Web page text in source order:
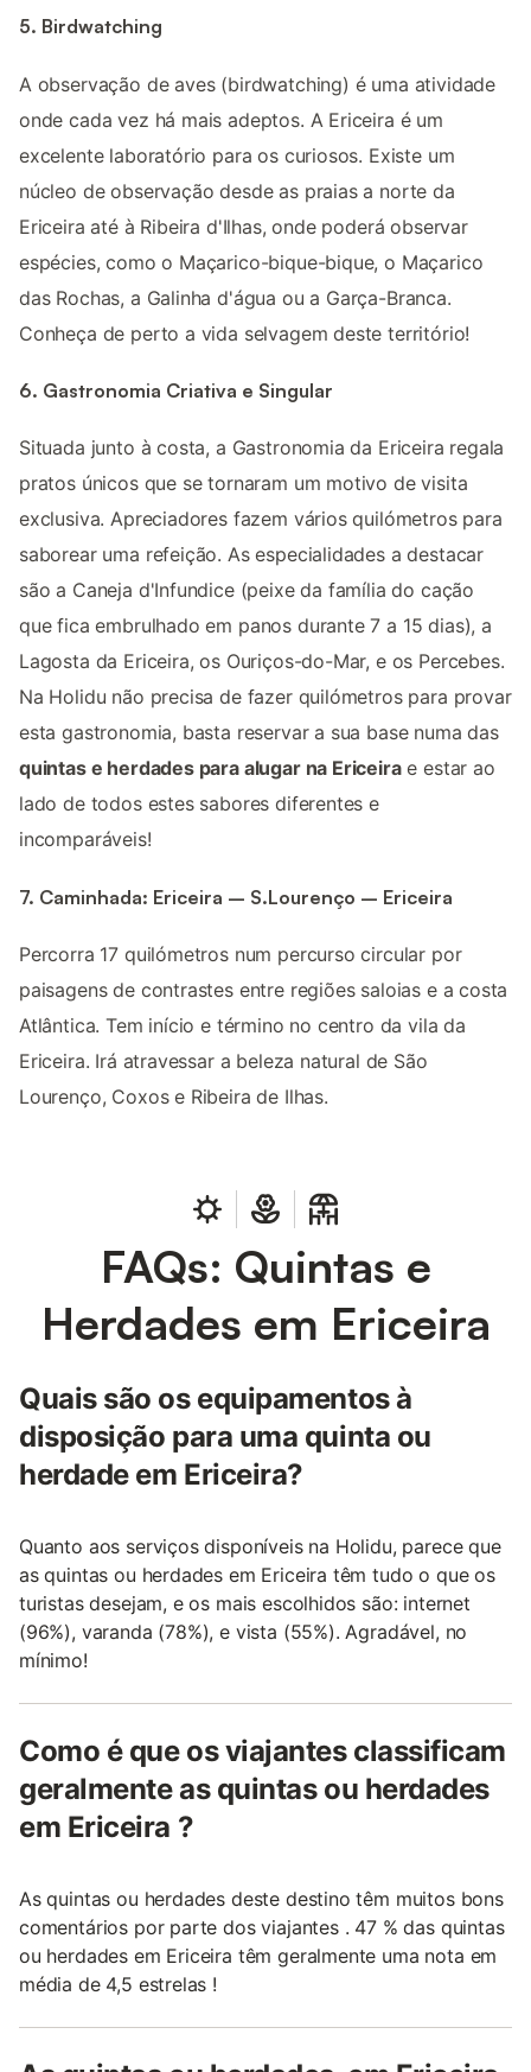
5. Birdwatching
A observação de aves (birdwatching) é uma atividade
onde cada vez há mais adeptos. A Ericeira é um
excelente laboratório para os curiosos. Existe um
núcleo de observação desde as praias a norte da
Ericeira até à Ribeira d'Ilhas, onde poderá observar
espécies, como o Maçarico-bique-bique, o Maçarico
das Rochas, a Galinha d'água ou a Garça-Branca.
Conheça de perto a vida selvagem deste território!
6. Gastronomia Criativa e Singular
Situada junto à costa, a Gastronomia da Ericeira regala
pratos únicos que se tornaram um motivo de visita
exclusiva. Apreciadores fazem vários quilómetros para
saborear uma refeição. As especialidades a destacar
são a Caneja d'Infundice (peixe da família do cação
que fica embrulhado em panos durante 7 a 15 dias), a
Lagosta da Ericeira, os Ouriços-do-Mar, e os Percebes.
Na Holidu não precisa de fazer quilómetros para provar
esta gastronomia, basta reservar a sua base numa das
quintas e herdades para alugar na Ericeirae estar ao
lado de todos estes sabores diferentes e
incomparáveis!
7. Caminhada: Ericeira – S.Lourenço – Ericeira
Percorra 17 quilómetros num percurso circular por
paisagens de contrastes entre regiões saloias e a costa
Atlântica. Tem início e término no centro da vila da
Ericeira. Irá atravessar a beleza natural de São
Lourenço, Coxos e Ribeira de Ilhas.
FAQs: Quintas e
Herdades em Ericeira
Quais são os equipamentos à
disposição para uma quinta ou
herdade em Ericeira?
Quanto aos serviços disponíveis na Holidu, parece que
as quintas ou herdades em Ericeira têm tudo o que os
turistas desejam, e os mais escolhidos são: internet
(96%), varanda (78%), e vista (55%). Agradável, no
mínimo!
Como é que os viajantes classificam
geralmente as quintas ou herdades
em Ericeira ?
As quintas ou herdades deste destino têm muitos bons
comentários por parte dos viajantes . 47 % das quintas
ou herdades em Ericeira têm geralmente uma nota em
média de 4,5 estrelas !